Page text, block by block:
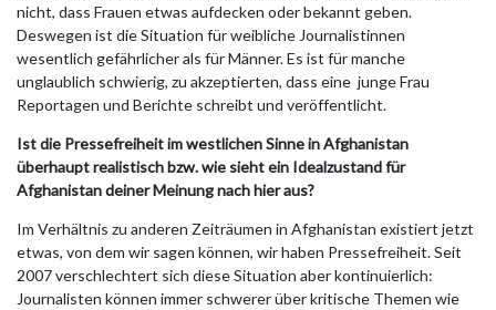
nicht, dass Frauen etwas aufdecken oder bekannt geben.
Deswegen ist die Situation für weibliche Journalistinnen
wesentlich gefährlicher als für Männer. Es ist für manche
unglaublich schwierig, zu akzeptierten, dass eine junge Frau
Reportagen und Berichte schreibt und veröffentlicht.
Ist die Pressefreiheit im westlichen Sinne in Afghanistan
überhaupt realistisch bzw. wie sieht ein Idealzustand für
Afghanistan deiner Meinung nach hier aus?
Im Verhältnis zu anderen Zeiträumen in Afghanistan existiert jetzt
etwas, von dem wir sagen können, wir haben Pressefreiheit. Seit
2007 verschlechtert sich diese Situation aber kontinuierlich:
Journalisten können immer schwerer über kritische Themen wie